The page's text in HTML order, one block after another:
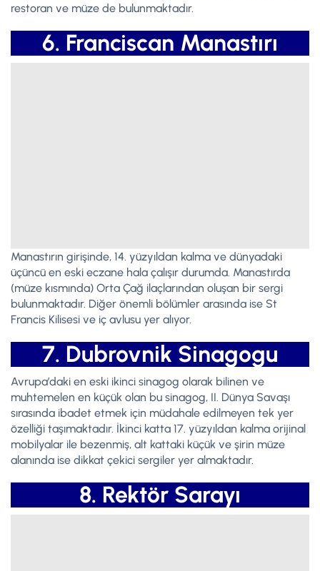
restoran ve müze de bulunmaktadır.
6. Franciscan Manastırı
Manastırın girişinde, 14. yüzyıldan kalma ve dünyadaki
üçüncü en eski eczane hala çalışır durumda. Manastırda
(müze kısmında) Orta Çağ ilaçlarından oluşan bir sergi
bulunmaktadır. Diğer önemli bölümler arasında ise St
Francis Kilisesi ve iç avlusu yer alıyor.
7. Dubrovnik Sinagogu
Avrupa’daki en eski ikinci sinagog olarak bilinen ve
muhtemelen en küçük olan bu sinagog, II. Dünya Savaşı
sırasında ibadet etmek için müdahale edilmeyen tek yer
özelliği taşımaktadır. İkinci katta 17. yüzyıldan kalma orijinal
mobilyalar ile bezenmiş, alt kattaki küçük ve şirin müze
alanında ise dikkat çekici sergiler yer almaktadır.
8. Rektör Sarayı